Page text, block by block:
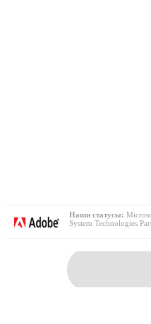
Наши статусы:
System Technologies